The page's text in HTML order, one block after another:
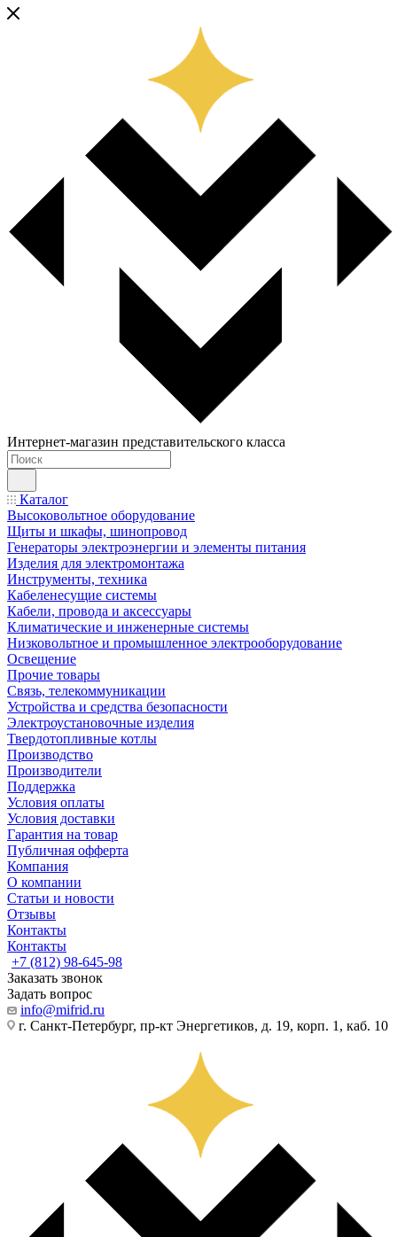
Интернет-магазин представительского класса
Каталог
Высоковольтное оборудование
Щиты и шкафы, шинопровод
Генераторы электроэнергии и элементы питания
Изделия для электромонтажа
Инструменты, техника
Кабеленесущие системы
Кабели, провода и аксессуары
Климатические и инженерные системы
Низковольтное и промышленное электрооборудование
Освещение
Прочие товары
Связь, телекоммуникации
Устройства и средства безопасности
Электроустановочные изделия
Твердотопливные котлы
Производство
Производители
Поддержка
Условия оплаты
Условия доставки
Гарантия на товар
Публичная офферта
Компания
О компании
Статьи и новости
Отзывы
Контакты
Контакты
+7 (812) 98-645-98
Заказать звонок
Задать вопрос
info@mifrid.ru
г. Санкт-Петербург, пр-кт Энергетиков, д. 19, корп. 1, каб. 10